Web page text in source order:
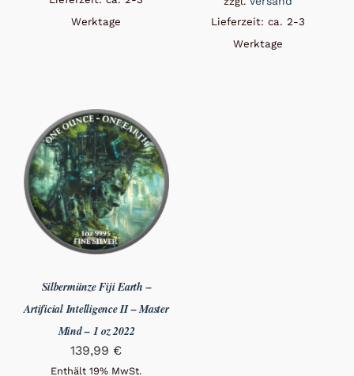
Werktage
Lieferzeit: ca. 2-3
Werktage
Silbermünze Fiji Earth –
Artificial Intelligence II – Master
Mind – 1 oz 2022
139,99 €
Enthält 19% MwSt.